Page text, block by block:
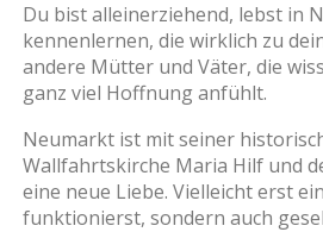
Du bist alleinerziehend, lebst in
kennenlernen, die wirklich zu
andere Mütter und Väter, die
ganz viel Hoffnung anfühlt.
Neumarkt ist mit seiner
Wallfahrtskirche Maria Hilf und
eine neue Liebe. Vielleicht erst
funktionierst, sondern auch